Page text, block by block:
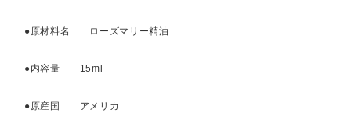
●原材料名 ローズマリー精油
●内容量 15ml
●原産国 アメリカ